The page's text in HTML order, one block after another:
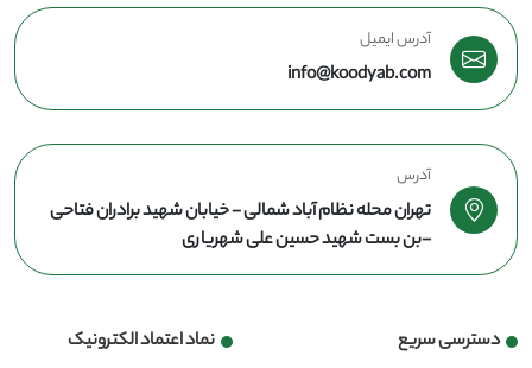
آدرس ایمیل
info@koodyab.com
آدرس
تهران محله نظام آباد شمالی - خیابان شهید برادران فتاحی
-بن بست شهید حسین علی شهریاری
دسترسی سریع نماد اعتماد الکترونیک